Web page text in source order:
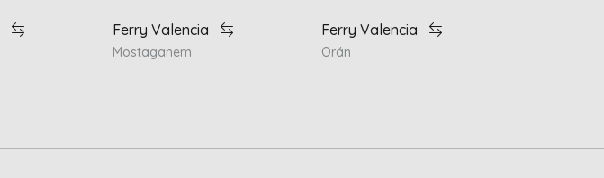
Ferry Valencia
Mostaganem
Ferry Valencia
Orán